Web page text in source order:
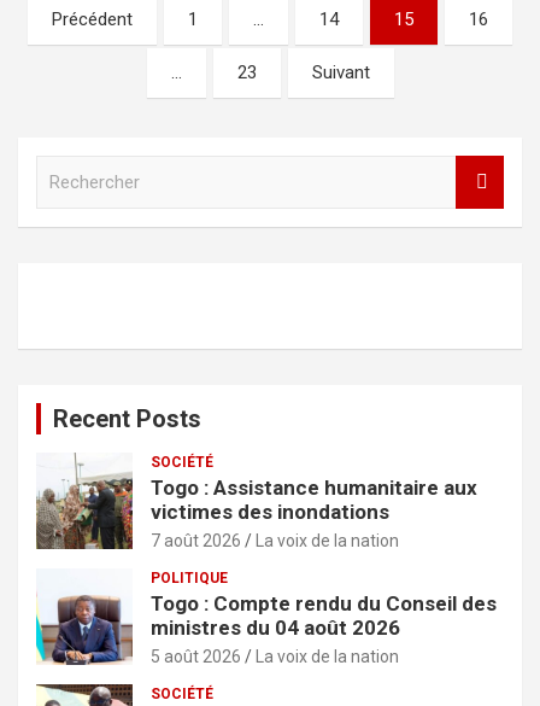
Pagination
des
publications
Précédent 1 … 14 15 16
… 23 Suivant
h
Recent Posts
SOCIÉTÉ
Togo : Assistance humanitaire aux
victimes des inondations
7 août 2026 La voix de la nation
POLITIQUE
Togo : Compte rendu du Conseil des
ministres du 04 août 2026
5 août 2026 La voix de la nation
SOCIÉTÉ